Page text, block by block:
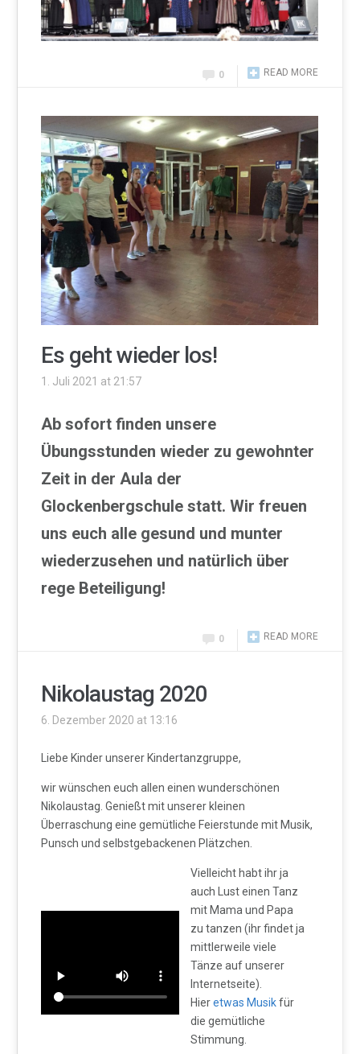
READ MORE
0
Es geht wieder los!
1. Juli 2021 at 21:57
Ab sofort finden unsere
Übungsstunden wieder zu gewohnter
Zeit in der Aula der
Glockenbergschule statt. Wir freuen
uns euch alle gesund und munter
wiederzusehen und natürlich über
rege Beteiligung!
READ MORE
0
Nikolaustag 2020
6. Dezember 2020 at 13:16
Liebe Kinder unserer Kindertanzgruppe,
wir wünschen euch allen einen wunderschönen
Nikolaustag. Genießt mit unserer kleinen
Überraschung eine gemütliche Feierstunde mit Musik,
Punsch und selbstgebackenen Plätzchen.
Vielleicht habt ihr ja
auch Lust einen Tanz
mit Mama und Papa
zu tanzen (ihr findet ja
mittlerweile viele
Tänze auf unserer
Internetseite).
Hieretwas Musikfür
die gemütliche
Stimmung.